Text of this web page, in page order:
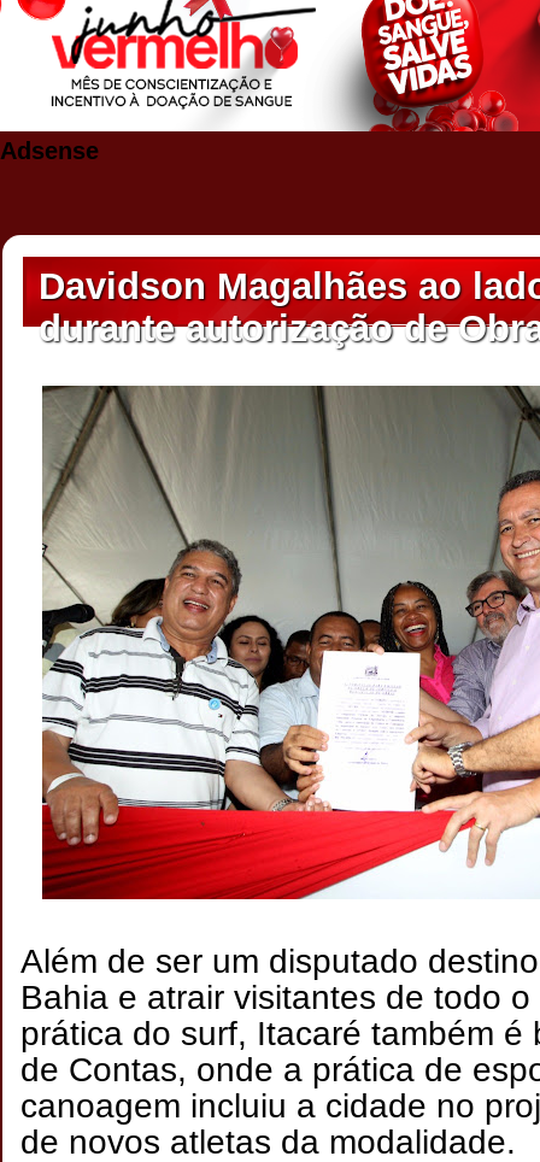
Adsense
Davidson Magalhães ao
durante autorização de
Além de ser um disputado
Bahia e atrair visitantes de todo
prática do surf, Itacaré também é
de Contas, onde a prática de
canoagem incluiu a cidade no
de novos atletas da modalidade.